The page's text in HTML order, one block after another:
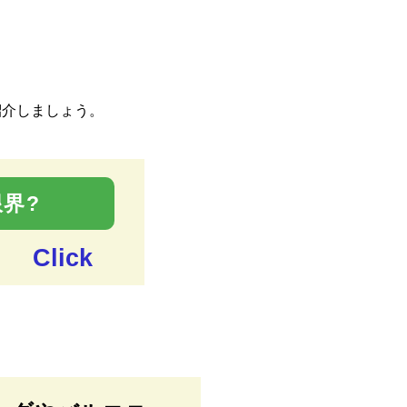
しましょう。
?
Click